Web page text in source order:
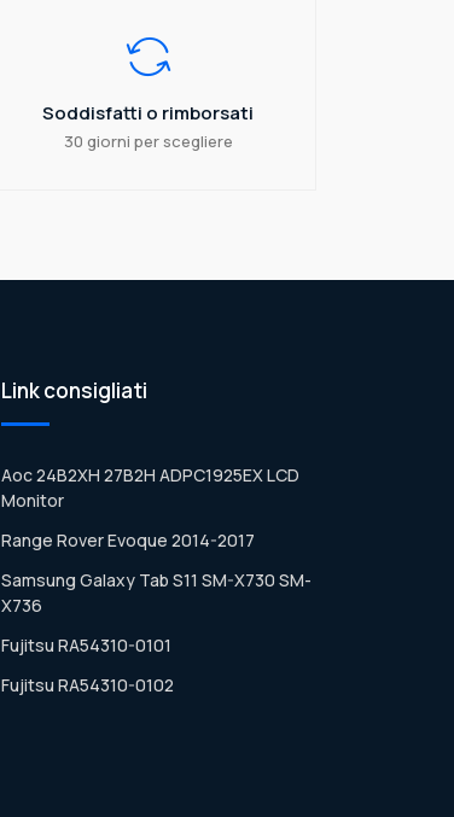
Soddisfatti o rimborsati
30 giorni per scegliere
Link consigliati
Aoc 24B2XH 27B2H ADPC1925EX LCD
Monitor
Range Rover Evoque 2014-2017
Samsung Galaxy Tab S11 SM-X730 SM-
X736
Fujitsu RA54310-0101
Fujitsu RA54310-0102